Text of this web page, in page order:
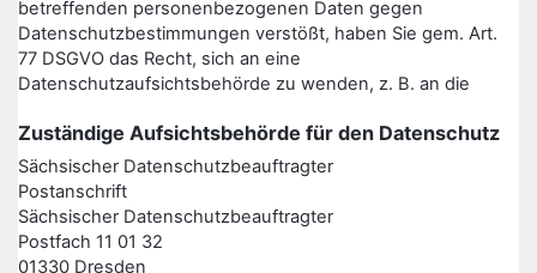
betreffenden personenbezogenen Daten gegen
Datenschutzbestimmungen verstößt, haben Sie gem. Art.
77 DSGVO das Recht, sich an eine
Datenschutzaufsichtsbehörde zu wenden, z. B. an die
Zuständige Aufsichtsbehörde für den Datenschutz
Sächsischer Datenschutzbeauftragter
Postanschrift
Sächsischer Datenschutzbeauftragter
Postfach 11 01 32
01330 Dresden